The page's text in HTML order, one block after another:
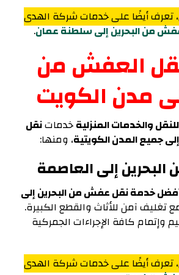
تعرف أيضًا على خدمات شركة الهدى
من البحرين إلى سلطنة عمان.
العفش من
مدن الكويت
والخدمات المنزليةخدماتنقل
جميع المدن الكويتية، ومنها:
إلى العاصمة
خدمة نقل عفش من البحرين إلى
تغليف آمن للأثاث والقطع الكبيرة.
وإتمام كافة الإجراءات الجمركية
تعرف أيضًا على خدمات شركة الهدى